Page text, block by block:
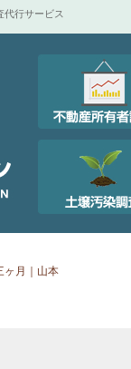
代行サービス
ヶ月｜山本